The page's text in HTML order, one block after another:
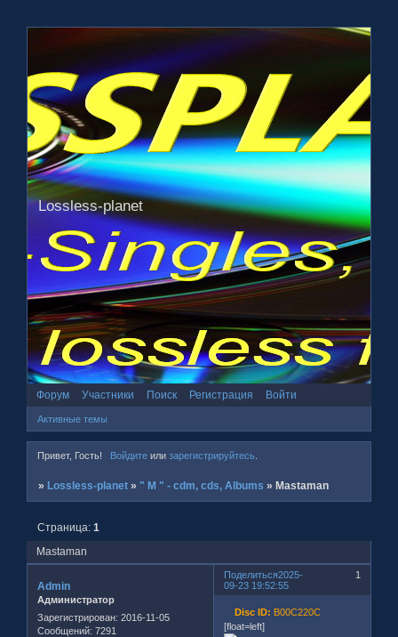
Lossless-planet
Форум Участники Поиск Регистрация Войти
Активные темы
Привет, Гость! Войдитеили зарегистрируйтесь.
» Lossless-planet » " M " - cdm, cds, Albums » Mastaman
Mastaman
Страница:1
Поделиться 1
2025-
09-23 19:52:55
Admin
Администратор
Зарегистрирован: 2016-11-05
Сообщений: 7291
Disc ID: B00C220C
[float=left]